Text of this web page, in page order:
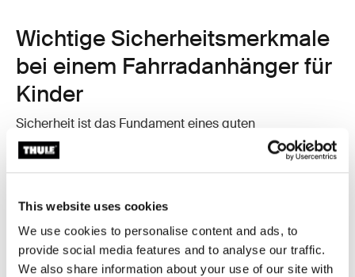
This website uses cookies
We use cookies to personalise content and ads, to
provide social media features and to analyse our traffic.
We also share information about your use of our site with
Wichtige Sicherheitsmerkmale
bei einem Fahrradanhänger für
Kinder
Sicherheit ist das Fundament eines guten
Fahrradanhängers. Ein durchdachtes Design schützt
dein Kind und sorgt gleichzeitig für ein ruhiges,
Worauf du achten solltest:
Sicheres Gurtsystem
Ein Fünfpunktgurt hält dein Kind zuverlässig in
Position und verteilt die Kräfte gleichmäßig.